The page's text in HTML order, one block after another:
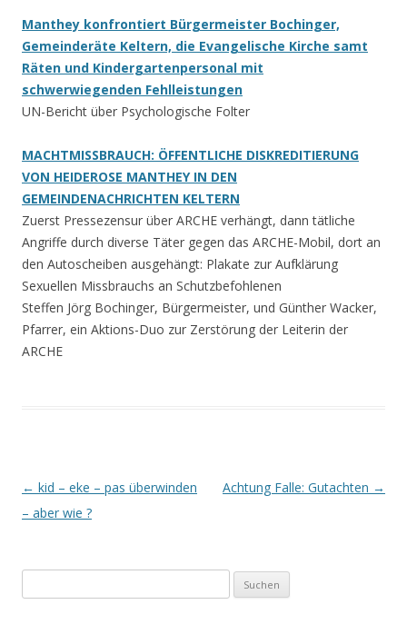
Manthey konfrontiert Bürgermeister Bochinger,
Gemeinderäte Keltern, die Evangelische Kirche samt
Räten und Kindergartenpersonal mit
schwerwiegenden Fehlleistungen
UN-Bericht über Psychologische Folter
MACHTMISSBRAUCH: ÖFFENTLICHE DISKREDITIERUNG
VON HEIDEROSE MANTHEY IN DEN
GEMEINDENACHRICHTEN KELTERN
Zuerst Pressezensur über ARCHE verhängt, dann tätliche
Angriffe durch diverse Täter gegen das ARCHE-Mobil, dort an
den Autoscheiben ausgehängt: Plakate zur Aufklärung
Sexuellen Missbrauchs an Schutzbefohlenen
Steffen Jörg Bochinger, Bürgermeister, und Günther Wacker,
Pfarrer, ein Aktions-Duo zur Zerstörung der Leiterin der
ARCHE
Beitrags-
Navigation
← kid – eke – pas überwinden
– aber wie ?
Achtung Falle: Gutachten →
nach: